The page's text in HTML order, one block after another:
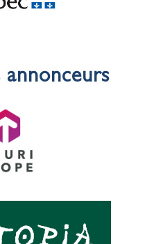
annonceurs